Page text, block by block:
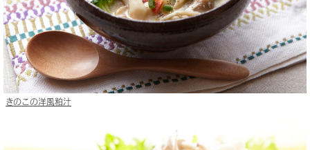
きのこの洋風粕汁